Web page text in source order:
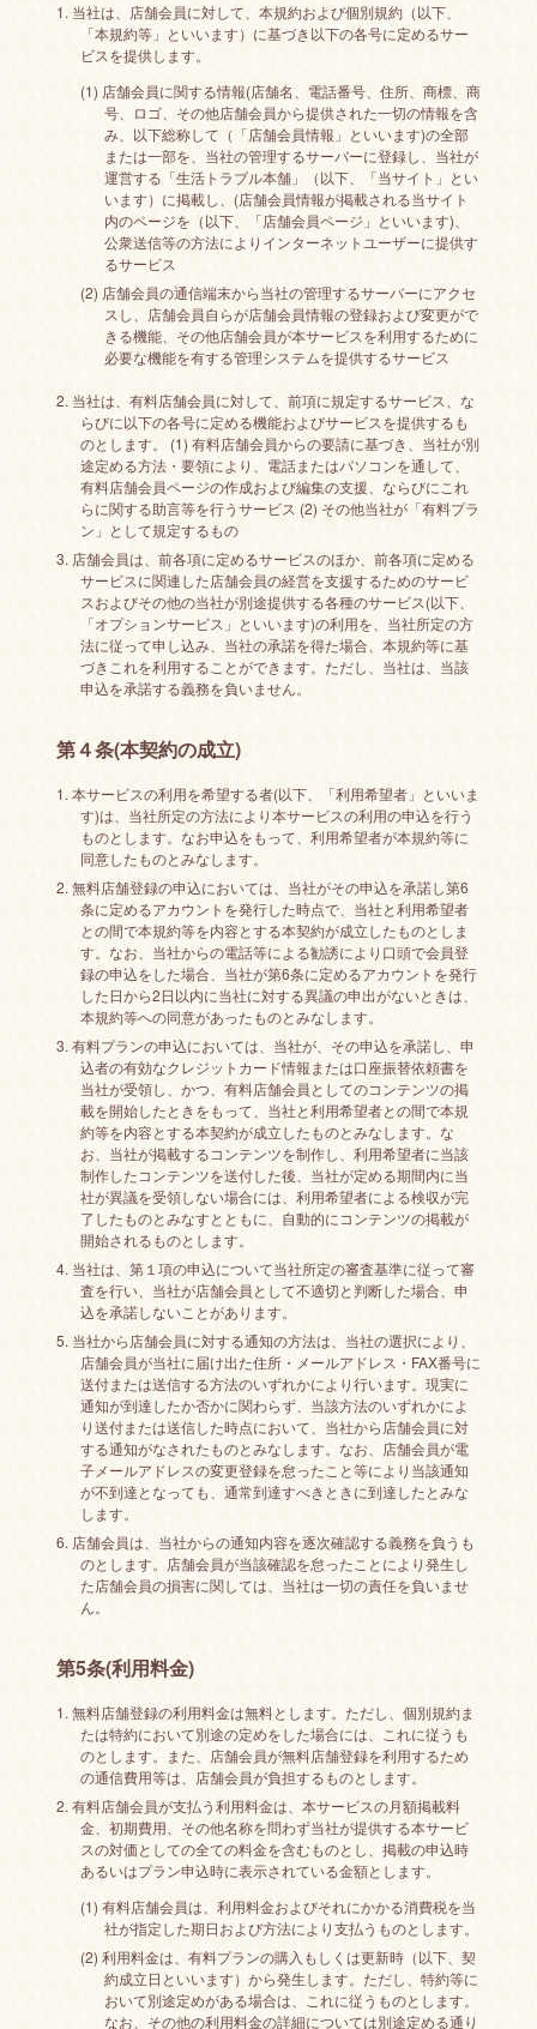
1. 当社は、店舗会員に対して、本規約および個別規約（以下、
「本規約等」といいます）に基づき以下の各号に定めるサー
ビスを提供します。
(1) 店舗会員に関する情報(店舗名、電話番号、住所、商標、商
号、ロゴ、その他店舗会員から提供された一切の情報を含
み、以下総称して（「店舗会員情報」といいます)の全部
または一部を、当社の管理するサーバーに登録し、当社が
運営する「生活トラブル本舗」（以下、「当サイト」とい
います）に掲載し、(店舗会員情報が掲載される当サイト
内のページを（以下、「店舗会員ページ」といいます)、
公衆送信等の方法によりインターネットユーザーに提供す
るサービス
(2) 店舗会員の通信端末から当社の管理するサーバーにアクセ
スし、店舗会員自らが店舗会員情報の登録および変更がで
きる機能、その他店舗会員が本サービスを利用するために
必要な機能を有する管理システムを提供するサービス
2. 当社は、有料店舗会員に対して、前項に規定するサービス、な
らびに以下の各号に定める機能およびサービスを提供するも
のとします。 (1) 有料店舗会員からの要請に基づき、当社が別
途定める方法・要領により、電話またはパソコンを通して、
有料店舗会員ページの作成および編集の支援、ならびにこれ
らに関する助言等を行うサービス (2) その他当社が「有料プラ
ン」として規定するもの
3. 店舗会員は、前各項に定めるサービスのほか、前各項に定める
サービスに関連した店舗会員の経営を支援するためのサービ
スおよびその他の当社が別途提供する各種のサービス(以下、
「オプションサービス」といいます)の利用を、当社所定の方
法に従って申し込み、当社の承諾を得た場合、本規約等に基
づきこれを利用することができます。ただし、当社は、当該
申込を承諾する義務を負いません。
第４条(本契約の成立)
1. 本サービスの利用を希望する者(以下、「利用希望者」といいま
す)は、当社所定の方法により本サービスの利用の申込を行う
ものとします。なお申込をもって、利用希望者が本規約等に
同意したものとみなします。
2. 無料店舗登録の申込においては、当社がその申込を承諾し第6
条に定めるアカウントを発行した時点で、当社と利用希望者
との間で本規約等を内容とする本契約が成立したものとしま
す。なお、当社からの電話等による勧誘により口頭で会員登
録の申込をした場合、当社が第6条に定めるアカウントを発行
した日から2日以内に当社に対する異議の申出がないときは、
本規約等への同意があったものとみなします。
3. 有料プランの申込においては、当社が、その申込を承諾し、申
込者の有効なクレジットカード情報または口座振替依頼書を
当社が受領し、かつ、有料店舗会員としてのコンテンツの掲
載を開始したときをもって、当社と利用希望者との間で本規
約等を内容とする本契約が成立したものとみなします。な
お、当社が掲載するコンテンツを制作し、利用希望者に当該
制作したコンテンツを送付した後、当社が定める期間内に当
社が異議を受領しない場合には、利用希望者による検収が完
了したものとみなすとともに、自動的にコンテンツの掲載が
開始されるものとします。
4. 当社は、第１項の申込について当社所定の審査基準に従って審
査を行い、当社が店舗会員として不適切と判断した場合、申
込を承諾しないことがあります。
5. 当社から店舗会員に対する通知の方法は、当社の選択により、
店舗会員が当社に届け出た住所・メールアドレス・FAX番号に
送付または送信する方法のいずれかにより行います。現実に
通知が到達したか否かに関わらず、当該方法のいずれかによ
り送付または送信した時点において、当社から店舗会員に対
する通知がなされたものとみなします。なお、店舗会員が電
子メールアドレスの変更登録を怠ったこと等により当該通知
が不到達となっても、通常到達すべきときに到達したとみな
します。
6. 店舗会員は、当社からの通知内容を逐次確認する義務を負うも
のとします。店舗会員が当該確認を怠ったことにより発生し
た店舗会員の損害に関しては、当社は一切の責任を負いませ
ん。
第5条(利用料金)
1. 無料店舗登録の利用料金は無料とします。ただし、個別規約ま
たは特約において別途の定めをした場合には、これに従うも
のとします。また、店舗会員が無料店舗登録を利用するため
の通信費用等は、店舗会員が負担するものとします。
2. 有料店舗会員が支払う利用料金は、本サービスの月額掲載料
金、初期費用、その他名称を問わず当社が提供する本サービ
スの対価としての全ての料金を含むものとし、掲載の申込時
あるいはプラン申込時に表示されている金額とします。
(1) 有料店舗会員は、利用料金およびそれにかかる消費税を当
社が指定した期日および方法により支払うものとします。
(2) 利用料金は、有料プランの購入もしくは更新時（以下、契
約成立日といいます）から発生します。ただし、特約等に
おいて別途定めがある場合は、これに従うものとします。
なお、その他の利用料金の詳細については別途定める通り